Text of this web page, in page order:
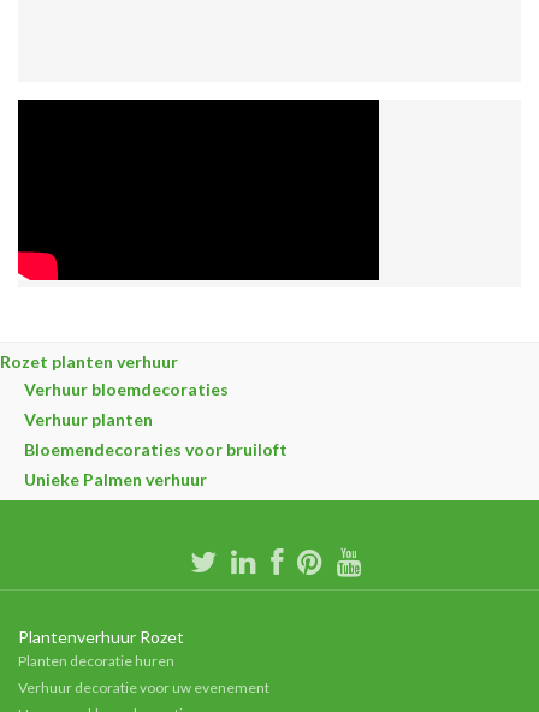
Rozet planten verhuur
Verhuur bloemdecoraties
Verhuur planten
Bloemendecoraties voor bruiloft
Unieke Palmen verhuur
Plantenverhuur Rozet
Planten decoratie huren
Verhuur decoratie voor uw evenement